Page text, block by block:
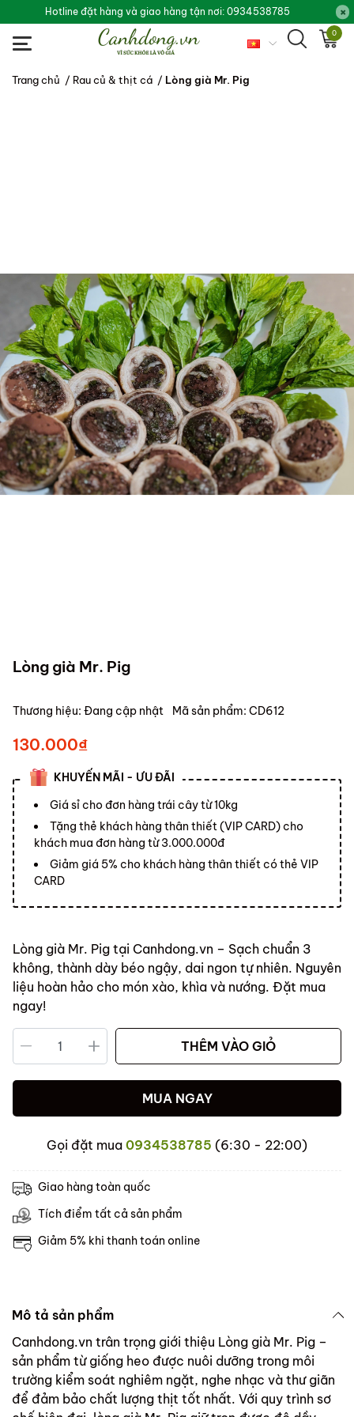
Hotline đặt hàng và giao hàng tận nơi: 0934538785
0
Trang chủ / Rau củ & thịt cá / Lòng già Mr. Pig
Lòng già Mr. Pig
Thương hiệu: Đang cập nhật Mã sản phẩm: CD612
130.000₫
KHUYẾN MÃI - ƯU ĐÃI
Giá sỉ cho đơn hàng trái cây từ 10kg
Tặng thẻ khách hàng thân thiết (VIP CARD) cho
khách mua đơn hàng từ 3.000.000đ
Giảm giá 5% cho khách hàng thân thiết có thẻ VIP
CARD
Lòng già Mr. Pig tại Canhdong.vn – Sạch chuẩn 3
không, thành dày béo ngậy, dai ngon tự nhiên. Nguyên
liệu hoàn hảo cho món xào, khìa và nướng. Đặt mua
ngay!
THÊM VÀO GIỎ
MUA NGAY
Gọi đặt mua 0934538785 (6:30 - 22:00)
Giao hàng toàn quốc
Tích điểm tất cả sản phẩm
Giảm 5% khi thanh toán online
Mô tả sản phẩm
Canhdong.vn trân trọng giới thiệu Lòng già Mr. Pig –
sản phẩm từ giống heo được nuôi dưỡng trong môi
trường kiểm soát nghiêm ngặt, nghe nhạc và thư giãn
để đảm bảo chất lượng thịt tốt nhất. Với quy trình sơ